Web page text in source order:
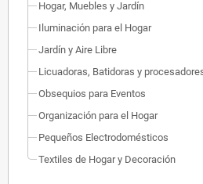
Hogar, Muebles y Jardín
Iluminación para el Hogar
Jardín y Aire Libre
Licuadoras, Batidoras y
Obsequios para Eventos
Organización para el Hogar
Pequeños Electrodomésticos
Textiles de Hogar y Decoración